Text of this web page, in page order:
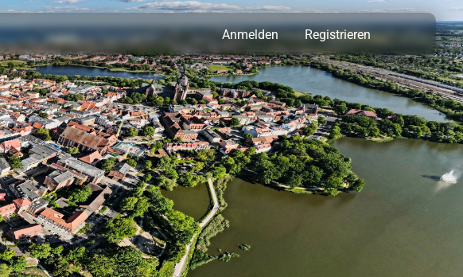
Anmelden Registrieren